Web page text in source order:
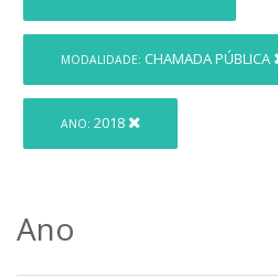
MODALIDADE: CHAMADA PÚBLICA
ANO: 2018
Ano